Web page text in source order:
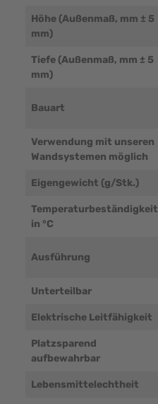
Höhe (Außenmaß, mm ± 5
mm)
Tiefe (Außenmaß, mm ± 5
mm)
Bauart
Verwendung mit unseren
Wandsystemen möglich
Eigengewicht (g/Stk.)
Temperaturbeständigkeit
in °C
Ausführung
Unterteilbar
Elektrische Leitfähigkeit
Platzsparend
aufbewahrbar
Lebensmittelechtheit